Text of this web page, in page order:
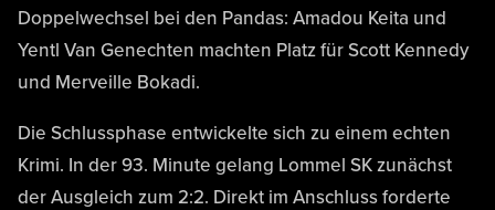
Doppelwechsel bei den Pandas: Amadou Keita und
Yentl Van Genechten machten Platz für Scott Kennedy
und Merveille Bokadi.
Die Schlussphase entwickelte sich zu einem echten
Krimi. In der 93. Minute gelang Lommel SK zunächst
der Ausgleich zum 2:2. Direkt im Anschluss forderte